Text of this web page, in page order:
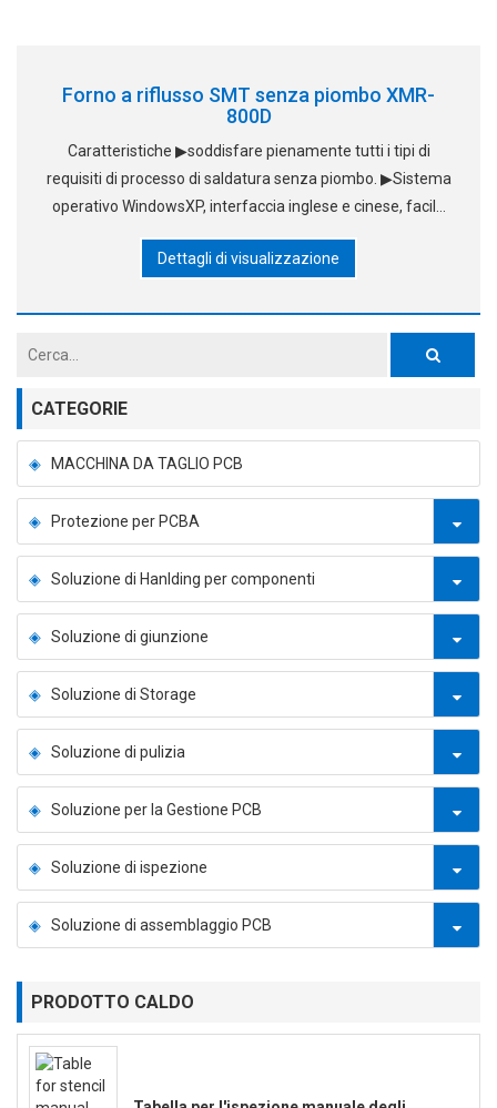
Forno a riflusso SMT senza piombo XMR-
800D
Caratteristiche ▶soddisfare pienamente tutti i tipi di
requisiti di processo di saldatura senza piombo. ▶Sistema
operativo WindowsXP, interfaccia inglese e cinese, facile
ad aria calda brevettato, che utilizza aria calda
Dettagli di visualizzazione
CATEGORIE
MACCHINA DA TAGLIO PCB
Protezione per PCBA
Soluzione di Hanlding per componenti
Soluzione di giunzione
Soluzione di Storage
Soluzione di pulizia
Soluzione per la Gestione PCB
Soluzione di ispezione
Soluzione di assemblaggio PCB
PRODOTTO CALDO